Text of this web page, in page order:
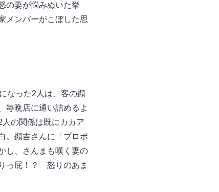
の妻が悩みぬいた挙
メンバーがこぼした思
なった2人は、客の顕
毎晩店に通い詰めるよ
の関係は既にカカア
。顕吉さんに「プロポ
し、さんまも嘆く妻の
っ屁！？ 怒りのあま